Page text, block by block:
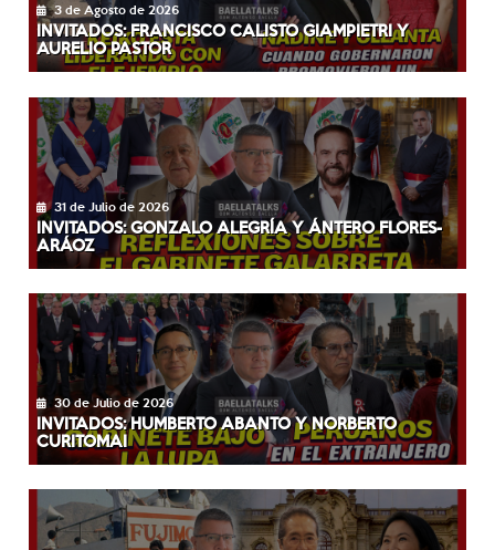
3 de Agosto de 2026
INVITADOS: FRANCISCO CALISTO GIAMPIETRI Y
AURELIO PASTOR
31 de Julio de 2026
INVITADOS: GONZALO ALEGRÍA Y ÁNTERO FLORES-
ARÁOZ
30 de Julio de 2026
INVITADOS: HUMBERTO ABANTO Y NORBERTO
CURITOMAI